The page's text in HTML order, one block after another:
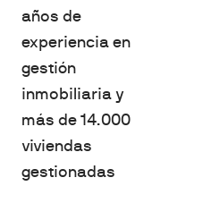
años de
experiencia en
gestión
inmobiliaria y
más de 14.000
viviendas
gestionadas